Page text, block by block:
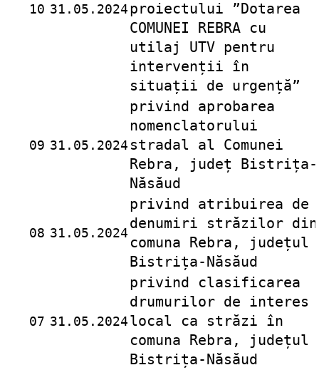
10 31.05.2024proiectului ”Dotarea
COMUNEI REBRA cu
utilaj UTV pentru
intervenții în
situații de urgență”
09 31.05.2024
privind aprobarea
nomenclatorului
stradal al Comunei
Rebra, județ Bistrița-
Năsăud
08 31.05.2024
privind atribuirea de
denumiri străzilor din
comuna Rebra, județul
Bistrița-Năsăud
07 31.05.2024
privind clasificarea
drumurilor de interes
local ca străzi în
comuna Rebra, județul
Bistrița-Năsăud